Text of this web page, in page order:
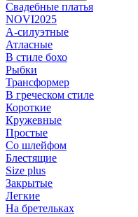
Свадебные платья
NOVI2025
А-силуэтные
Атласные
В стиле бохо
Рыбки
Трансформер
В греческом стиле
Короткие
Кружевные
Простые
Со шлейфом
Блестящие
Size plus
Закрытые
Легкие
На бретельках